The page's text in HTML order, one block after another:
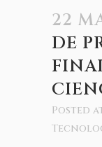
22
DE
Posted